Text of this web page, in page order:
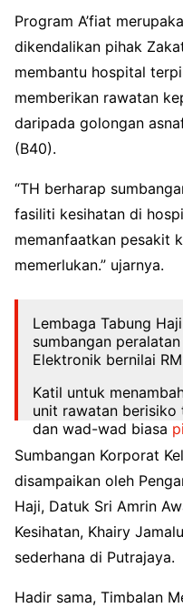
Program A’fiat
dikendalikan pihak
membantu hospital
memberikan rawatan
daripada golongan
(B40).
“TH berharap
fasiliti kesihatan di
memanfaatkan pesakit
memerlukan.” ujarnya.
Lembaga Tabung
sumbangan
Elektronik bernilai
Katil untuk
unit rawatan
dan wad-wad biasa
— KKMalaysia🇲🇾
2021
Sumbangan Korporat
disampaikan oleh
Haji, Datuk Sri Amrin
Kesihatan, Khairy
sederhana di Putrajaya.
Hadir sama, Timbalan